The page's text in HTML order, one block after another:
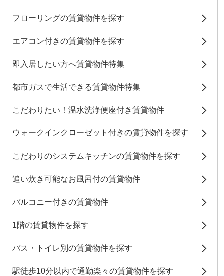
フローリングの賃貸物件を探す
エアコン付きの賃貸物件を探す
即入居したい方へ賃貸物件特集
都市ガスで生活できる賃貸物件特集
こだわりたい！温水洗浄便座付き賃貸物件
ウォークインクローゼット付きの賃貸物件を探す
こだわりのシステムキッチンの賃貸物件を探す
追い炊き可能なお風呂付の賃貸物件
バルコニー付きの賃貸物件
1階の賃貸物件を探す
バス・トイレ別の賃貸物件を探す
駅徒歩10分以内で通勤楽々の賃貸物件を探す